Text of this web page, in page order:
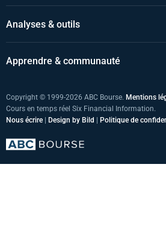
Analyses & outils
Apprendre & communauté
Copyright © 1999-2026 ABC Bourse. Mentions
Cours en temps réel Six Financial Information.
Nous écrire
Design by Bild Politique de